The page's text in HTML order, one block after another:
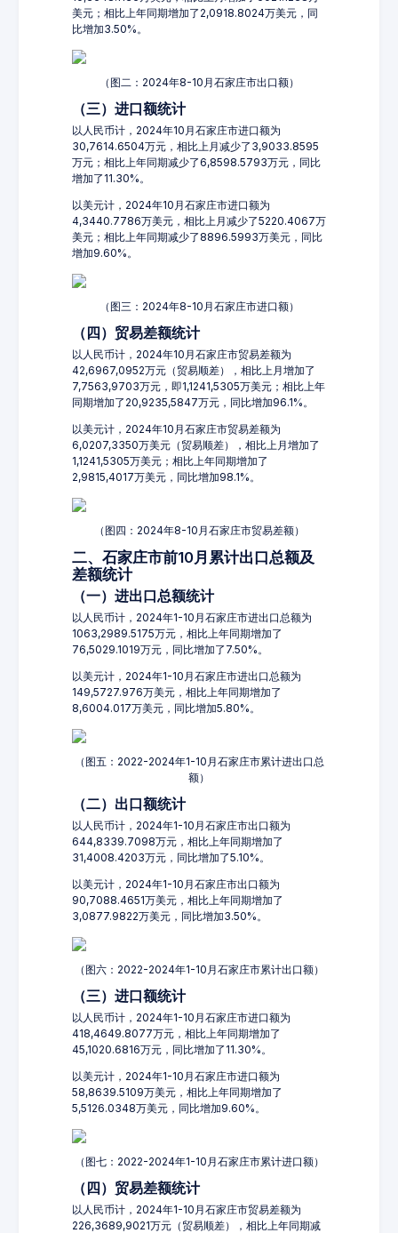
美元；相比上年同期增加了2,0918.8024万美元，同
比增加3.50%。
（图二：2024年8-10月石家庄市出口额）
（三）进口额统计
以人民币计，2024年10月石家庄市进口额为
30,7614.6504万元，相比上月减少了3,9033.8595
万元；相比上年同期减少了6,8598.5793万元，同比
增加了11.30%。
以美元计，2024年10月石家庄市进口额为
4,3440.7786万美元，相比上月减少了5220.4067万
美元；相比上年同期减少了8896.5993万美元，同比
增加9.60%。
（图三：2024年8-10月石家庄市进口额）
（四）贸易差额统计
以人民币计，2024年10月石家庄市贸易差额为
42,6967,0952万元（贸易顺差），相比上月增加了
7,7563,9703万元，即1,1241,5305万美元；相比上年
同期增加了20,9235,5847万元，同比增加96.1%。
以美元计，2024年10月石家庄市贸易差额为
6,0207,3350万美元（贸易顺差），相比上月增加了
1,1241,5305万美元；相比上年同期增加了
2,9815,4017万美元，同比增加98.1%。
（图四：2024年8-10月石家庄市贸易差额）
二、石家庄市前10月累计出口总额及
差额统计
（一）进出口总额统计
以人民币计，2024年1-10月石家庄市进出口总额为
1063,2989.5175万元，相比上年同期增加了
76,5029.1019万元，同比增加了7.50%。
以美元计，2024年1-10月石家庄市进出口总额为
149,5727.976万美元，相比上年同期增加了
8,6004.017万美元，同比增加5.80%。
（图五：2022-2024年1-10月石家庄市累计进出口总
额）
（二）出口额统计
以人民币计，2024年1-10月石家庄市出口额为
644,8339.7098万元，相比上年同期增加了
31,4008.4203万元，同比增加了5.10%。
以美元计，2024年1-10月石家庄市出口额为
90,7088.4651万美元，相比上年同期增加了
3,0877.9822万美元，同比增加3.50%。
（图六：2022-2024年1-10月石家庄市累计出口额）
（三）进口额统计
以人民币计，2024年1-10月石家庄市进口额为
418,4649.8077万元，相比上年同期增加了
45,1020.6816万元，同比增加了11.30%。
以美元计，2024年1-10月石家庄市进口额为
58,8639.5109万美元，相比上年同期增加了
5,5126.0348万美元，同比增加9.60%。
（图七：2022-2024年1-10月石家庄市累计进口额）
（四）贸易差额统计
以人民币计，2024年1-10月石家庄市贸易差额为
226,3689,9021万元（贸易顺差），相比上年同期减